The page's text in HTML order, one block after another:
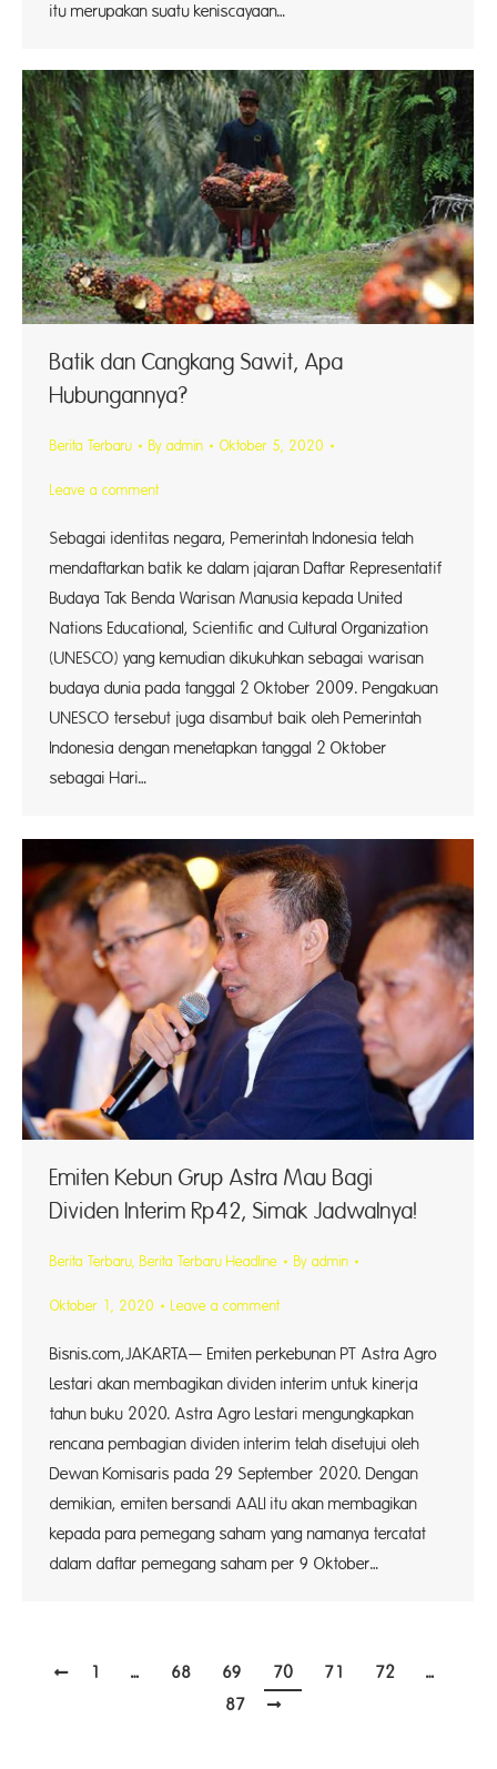
itu merupakan suatu keniscayaan…
Batik dan Cangkang Sawit, Apa
Hubungannya?
Berita Terbaru By admin Oktober 5, 2020
Leave a comment
Sebagai identitas negara, Pemerintah Indonesia telah
mendaftarkan batik ke dalam jajaran Daftar Representatif
Budaya Tak Benda Warisan Manusia kepada United
Nations Educational, Scientific and Cultural Organization
(UNESCO) yang kemudian dikukuhkan sebagai warisan
budaya dunia pada tanggal 2 Oktober 2009. Pengakuan
UNESCO tersebut juga disambut baik oleh Pemerintah
Indonesia dengan menetapkan tanggal 2 Oktober
sebagai Hari…
Emiten Kebun Grup Astra Mau Bagi
Dividen Interim Rp42, Simak Jadwalnya!
Berita Terbaru, Berita Terbaru Headline By admin
Oktober 1, 2020 Leave a comment
Bisnis.com,JAKARTA— Emiten perkebunan PT Astra Agro
Lestari akan membagikan dividen interim untuk kinerja
tahun buku 2020. Astra Agro Lestari mengungkapkan
rencana pembagian dividen interim telah disetujui oleh
Dewan Komisaris pada 29 September 2020. Dengan
demikian, emiten bersandi AALI itu akan membagikan
kepada para pemegang saham yang namanya tercatat
dalam daftar pemegang saham per 9 Oktober…
1 … 68 69 70 71 72
…
87